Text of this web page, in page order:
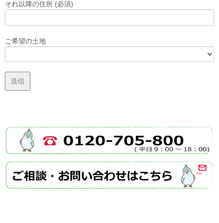
それ以降の住所 (必須)
ご希望の土地